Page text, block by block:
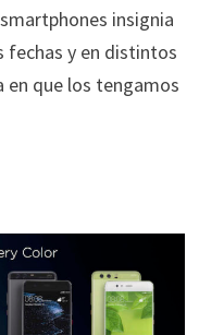
insignia
y en distintos
en que los tengamos